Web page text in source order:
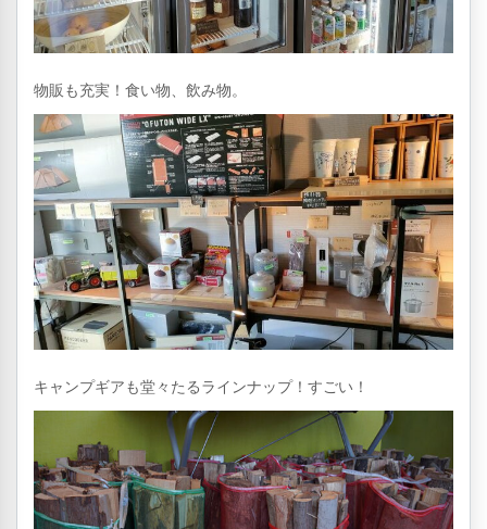
物販も充実！食い物、飲み物。
キャンプギアも堂々たるラインナップ！すごい！